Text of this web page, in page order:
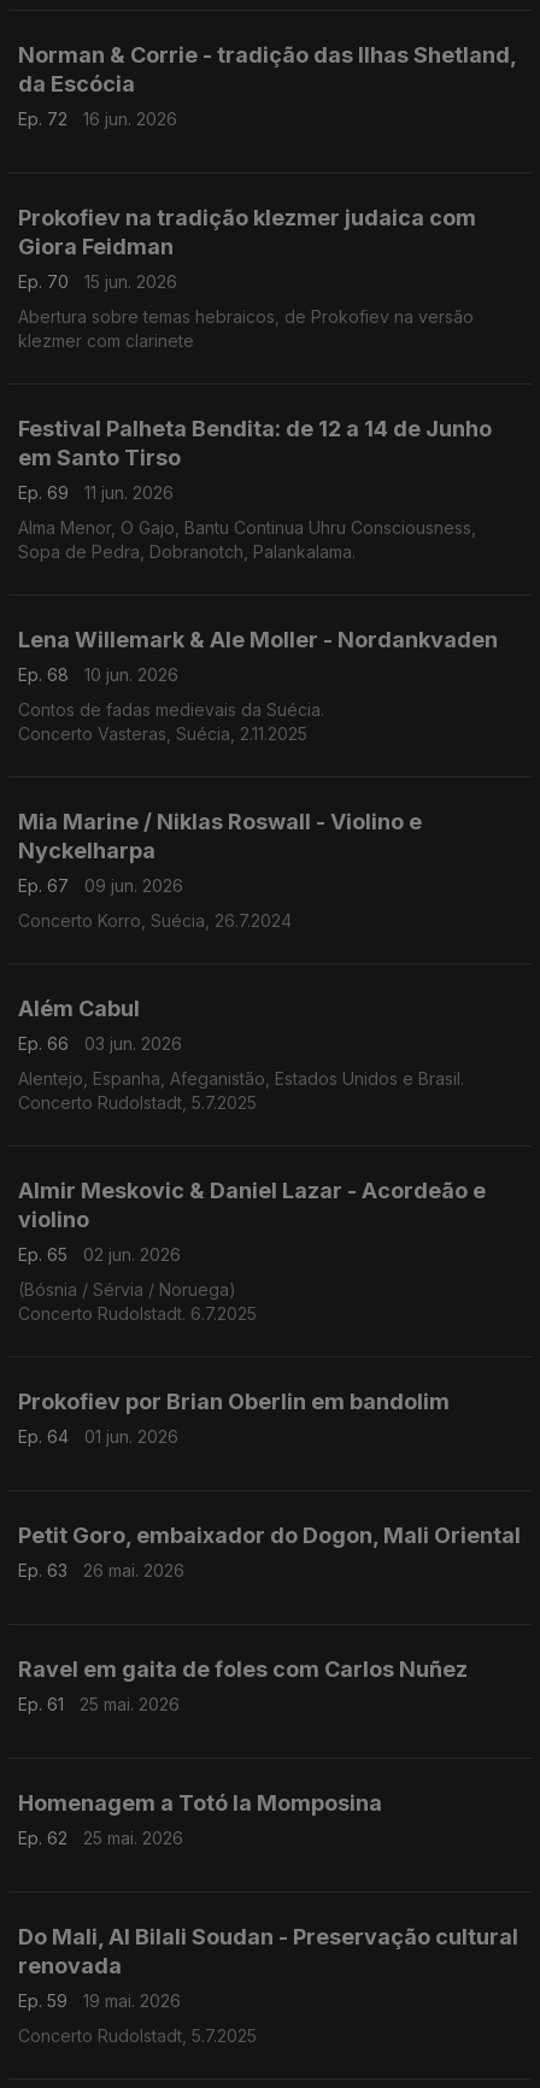
Norman & Corrie - tradição das Ilhas Shetland,
da Escócia
Ep. 72 16 jun. 2026
Prokofiev na tradição klezmer judaica com
Giora Feidman
Ep. 70
15 jun. 2026
Abertura sobre temas hebraicos, de Prokofiev na versão
klezmer com clarinete
Festival Palheta Bendita: de 12 a 14 de Junho
em Santo Tirso
Ep. 69
11 jun. 2026
Alma Menor, O Gajo, Bantu Continua Uhru Consciousness,
Sopa de Pedra, Dobranotch, Palankalama.
Lena Willemark & Ale Moller - Nordankvaden
Ep. 68
10 jun. 2026
Contos de fadas medievais da Suécia.
Concerto Vasteras, Suécia, 2.11.2025
Mia Marine / Niklas Roswall - Violino e
Nyckelharpa
Ep. 67
09 jun. 2026
Concerto Korro, Suécia, 26.7.2024
Além Cabul
Ep. 66
03 jun. 2026
Alentejo, Espanha, Afeganistão, Estados Unidos e Brasil.
Concerto Rudolstadt, 5.7.2025
Almir Meskovic & Daniel Lazar - Acordeão e
violino
Ep. 65
02 jun. 2026
(Bósnia / Sérvia / Noruega)
Concerto Rudolstadt. 6.7.2025
Prokofiev por Brian Oberlin em bandolim
Ep. 64 01 jun. 2026
Petit Goro, embaixador do Dogon, Mali Oriental
Ep. 63 26 mai. 2026
Ravel em gaita de foles com Carlos Nuñez
Ep. 61 25 mai. 2026
Homenagem a Totó la Momposina
Ep. 62 25 mai. 2026
Do Mali, Al Bilali Soudan - Preservação cultural
renovada
Ep. 59
19 mai. 2026
Concerto Rudolstadt, 5.7.2025